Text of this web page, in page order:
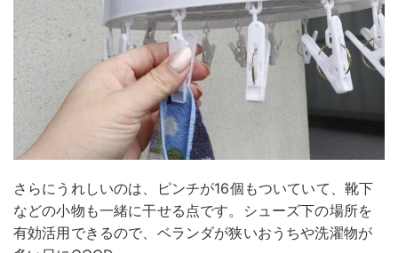
さらにうれしいのは、ピンチが16個もついていて、靴下
などの小物も一緒に干せる点です。シューズ下の場所を
有効活用できるので、ベランダが狭いおうちや洗濯物が